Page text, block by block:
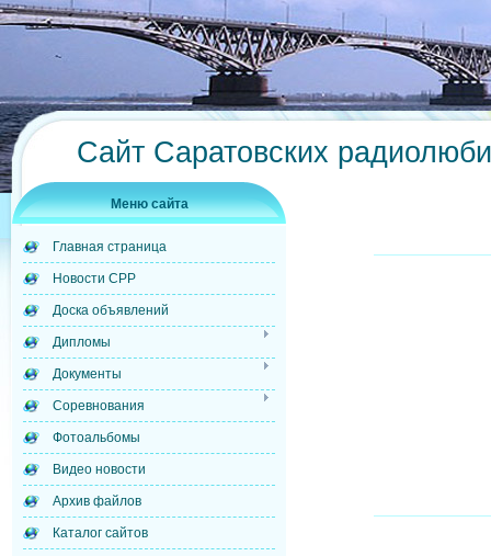
Сайт Саратовских
Меню сайта
Главная страница
Новости СРР
Доска объявлений
Дипломы
Документы
Соревнования
Фотоальбомы
Видео новости
Архив файлов
Каталог сайтов